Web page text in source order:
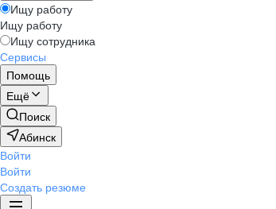
Ищу работу
Ищу работу
Ищу сотрудника
Сервисы
Помощь
Ещё
Поиск
Абинск
Войти
Войти
Создать резюме